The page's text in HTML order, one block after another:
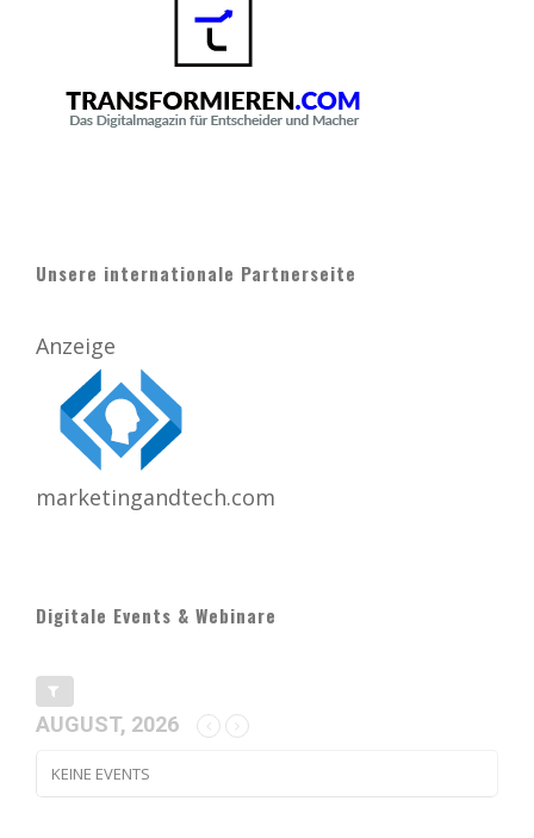
Unsere internationale Partnerseite
Anzeige
marketingandtech.com
Digitale Events & Webinare
AUGUST, 2026
KEINE EVENTS